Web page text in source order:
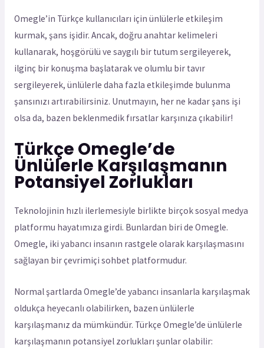
Omegle’in Türkçe kullanıcıları için ünlülerle etkileşim
kurmak, şans işidir. Ancak, doğru anahtar kelimeleri
kullanarak, hoşgörülü ve saygılı bir tutum sergileyerek,
ilginç bir konuşma başlatarak ve olumlu bir tavır
sergileyerek, ünlülerle daha fazla etkileşimde bulunma
şansınızı artırabilirsiniz. Unutmayın, her ne kadar şans işi
olsa da, bazen beklenmedik fırsatlar karşınıza çıkabilir!
Türkçe Omegle’de
Ünlülerle Karşılaşmanın
Potansiyel Zorlukları
Teknolojinin hızlı ilerlemesiyle birlikte birçok sosyal medya
platformu hayatımıza girdi. Bunlardan biri de Omegle.
Omegle, iki yabancı insanın rastgele olarak karşılaşmasını
sağlayan bir çevrimiçi sohbet platformudur.
Normal şartlarda Omegle’de yabancı insanlarla karşılaşmak
oldukça heyecanlı olabilirken, bazen ünlülerle
karşılaşmanız da mümkündür. Türkçe Omegle’de ünlülerle
karşılaşmanın potansiyel zorlukları şunlar olabilir: